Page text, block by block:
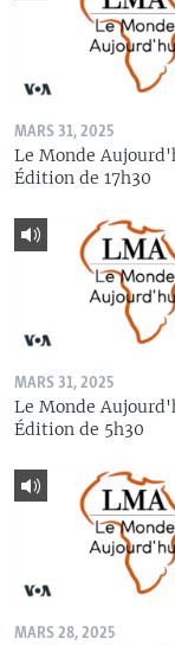
MARS 31, 2025
Le Monde
Édition de 17h30
MARS 31, 2025
Le Monde
Édition de 5h30
MARS 28, 2025